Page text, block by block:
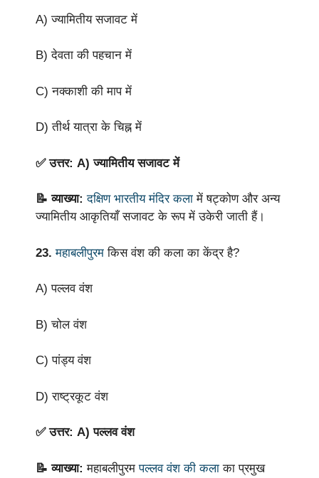
A) ज्यामितीय सजावट में
B) देवता की पहचान में
C) नक्काशी की माप में
D) तीर्थ यात्रा के चिह्न में
✅ उत्तर: A) ज्यामितीय सजावट में
📝 व्याख्या:दक्षिण भारतीय मंदिर कला में षट्कोण और अन्य
ज्यामितीय आकृतियाँ सजावट के रूप में उकेरी जाती हैं।
23.महाबलीपुरम किस वंश की कला का केंद्र है?
A) पल्लव वंश
B) चोल वंश
C) पांड्य वंश
D) राष्ट्रकूट वंश
✅ उत्तर: A) पल्लव वंश
📝 व्याख्या:महाबलीपुरमपल्लव वंश की कला का प्रमुख